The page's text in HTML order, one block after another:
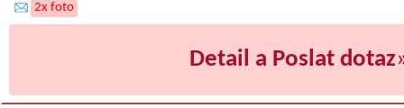
2x foto
Detail a Poslat dotaz